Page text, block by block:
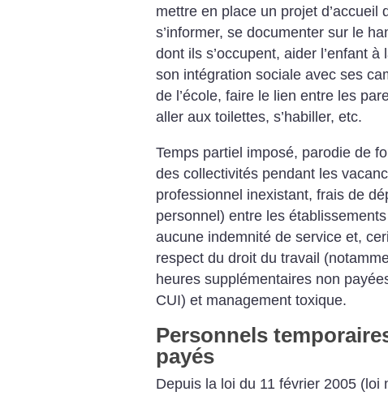
mettre en place un projet d’accueil
s’informer, se documenter sur le
dont ils s’occupent, aider l’enfant
son intégration sociale avec ses
de l’école, faire le lien entre les
aller aux toilettes, s’habiller, etc.
Temps partiel imposé, parodie de
des collectivités pendant les
professionnel inexistant, frais de
personnel) entre les
aucune indemnité de service et,
respect du droit du travail
heures supplémentaires non
CUI) et management toxique.
Personnels
payés
Depuis la loi du 11 février 2005 (loi